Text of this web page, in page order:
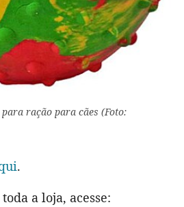
ração para cães (Foto:
.
a loja, acesse: